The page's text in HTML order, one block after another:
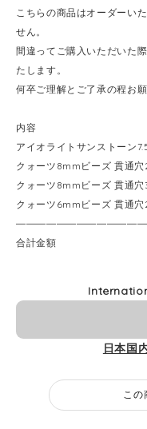
こちらの商品はオーダーい
せん。
間違ってご購入いただいた
たします。
何卒ご理解とご了承の程お
内容
アイオライトサンストーン
クォーツ8mmビーズ
クォーツ8mmビーズ
クォーツ6mmビーズ 貫通
合計金額
日本国
この